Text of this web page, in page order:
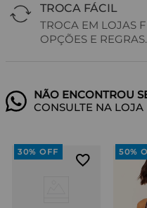
TROCA FÁCIL
TROCA EM LOJAS
OPÇÕES E REGRAS.
CONSULTE NA LOJA
30% OFF 50%